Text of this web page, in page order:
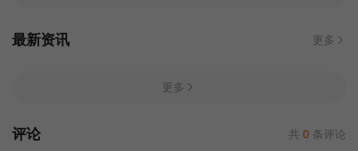
最新资讯 更多
更多
评论 共 0 条评论